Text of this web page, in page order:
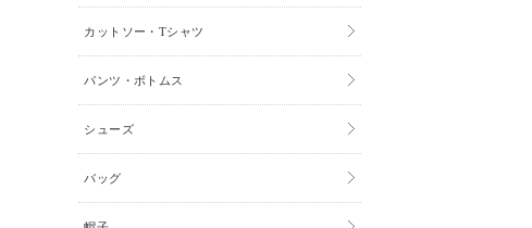
カットソー・Tシャツ
パンツ・ボトムス
シューズ
バッグ